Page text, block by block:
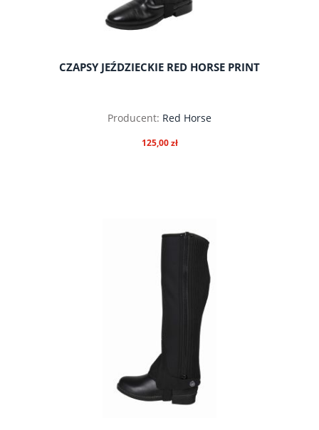
CZAPSY JEŹDZIECKIE RED HORSE PRINT
Producent: Red Horse
125,00 zł
do koszyka